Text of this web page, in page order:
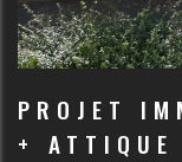
PROJET
+ ATTIQUE